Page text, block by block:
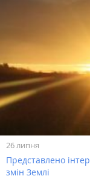
26 липня
Представлено
змін Землі